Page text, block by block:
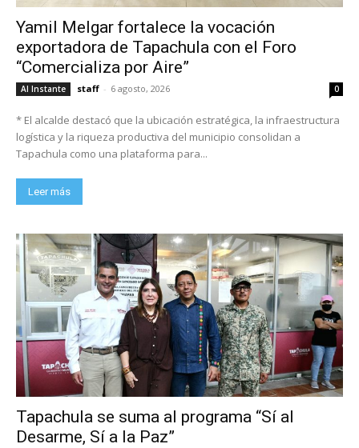
Yamil Melgar fortalece la vocación
exportadora de Tapachula con el Foro
“Comercializa por Aire”
Al Instante staff - 6 agosto, 2026 0
* El alcalde destacó que la ubicación estratégica, la infraestructura
logística y la riqueza productiva del municipio consolidan a
Tapachula como una plataforma para...
Leer más
Tapachula se suma al programa “Sí al
Desarme, Sí a la Paz”